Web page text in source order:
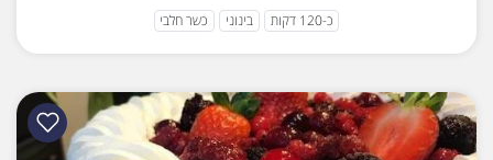
כ-120 דקות בינוני כשר חלבי